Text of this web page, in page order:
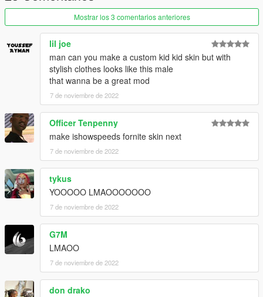
Mostrar los 3 comentarios anteriores
lil joe
man can you make a custom kid kid skin but with
stylish clothes looks like this male
that wanna be a great mod
7 de noviembre de 2022
Officer Tenpenny
make ishowspeeds fornite skin next
7 de noviembre de 2022
tykus
YOOOOO LMAOOOOOOO
7 de noviembre de 2022
G7M
LMAOO
7 de noviembre de 2022
don drako